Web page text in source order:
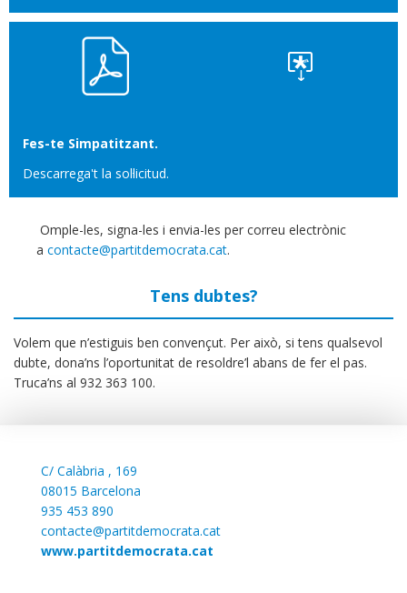
Fes-te Simpatitzant.
Descarrega't la sol·licitud.
Omple-les, signa-les i envia-les per correu electrònic
a contacte@partitdemocrata.cat.
Tens dubtes?
Volem que n’estiguis ben convençut. Per això, si tens qualsevol
dubte, dona’ns l’oportunitat de resoldre’l abans de fer el pas.
Truca’ns al 932 363 100.
C/ Calàbria , 169
08015 Barcelona
935 453 890
contacte@partitdemocrata.cat
www.partitdemocrata.cat